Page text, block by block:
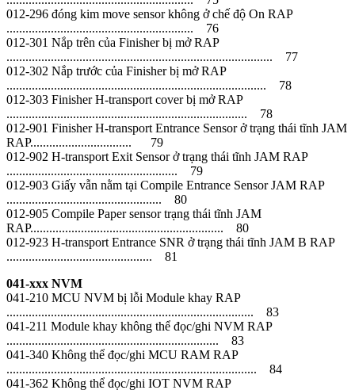
012-296 đóng kim move sensor không ở chế độ On RAP
........................................................... 76
012-301 Nắp trên của Finisher bị mở RAP
.................................................................................... 77
012-302 Nắp trước của Finisher bị mở RAP
.................................................................................. 78
012-303 Finisher H-transport cover bị mở RAP
............................................................................ 78
012-901 Finisher H-transport Entrance Sensor ở trạng thái tĩnh JAM
RAP................................ 79
012-902 H-transport Exit Sensor ở trạng thái tĩnh JAM RAP
...................................................... 79
012-903 Giấy vẫn nằm tại Compile Entrance Sensor JAM RAP
................................................. 80
012-905 Compile Paper sensor trạng thái tĩnh JAM
RAP............................................................. 80
012-923 H-transport Entrance SNR ở trạng thái tĩnh JAM B RAP
.............................................. 81
041-xxx NVM
041-210 MCU NVM bị lỗi Module khay RAP
.............................................................................. 83
041-211 Module khay không thể đọc/ghi NVM RAP
................................................................... 83
041-340 Không thể đọc/ghi MCU RAM RAP
............................................................................... 84
041-362 Không thể đọc/ghi IOT NVM RAP